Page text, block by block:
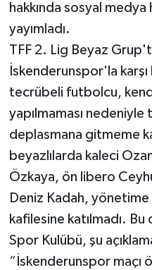
hakkında sosyal medya
yayımladı.
TFF 2. Lig Beyaz
İskenderunspor'la
tecrübeli futbolcu,
yapılmaması nedeniyle
deplasmana gitmeme
beyazlılarda kaleci
Özkaya, ön libero
Deniz Kadah,
kafilesine katılmadı.
Spor Kulübü, şu
“İskenderunspor maçı